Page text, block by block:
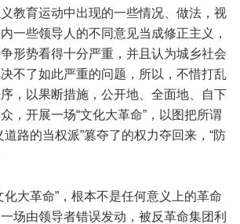
教育运动中出现的一些情况、做法，视
一些领导人的不同意见当成修正主义，
形势看得十分严重，并且认为城乡社会
不了如此严重的问题，所以，不惜打乱
，以果断措施，公开地、全面地、自下
，开展一场“文化大革命”，以图把所谓
道路的当权派”篡夺了的权力夺回来，“防
化大革命”，根本不是任何意义上的革命
场由领导者错误发动，被反革命集团利